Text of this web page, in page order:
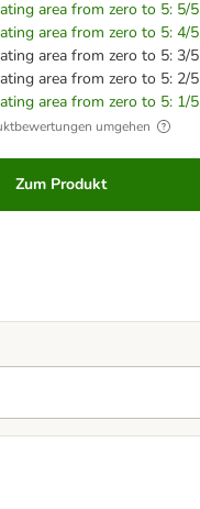
area from zero to 5: 5/5
area from zero to 5: 4/5
area from zero to 5: 3/5
area from zero to 5: 2/5
area from zero to 5: 1/5
umgehen
Zum Produkt